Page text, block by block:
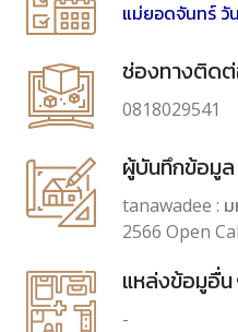
แม่ยอดจันทร์ วั
ช่องทางติด
0818029541
ผู้บันทึกข้อมูล
tanawadee :
2566 Open
แหล่งข้อมูอื่น
-